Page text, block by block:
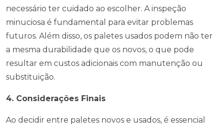
necessário ter cuidado ao escolher. A inspeção
minuciosa é fundamental para evitar problemas
futuros. Além disso, os paletes usados podem não ter
a mesma durabilidade que os novos, o que pode
resultar em custos adicionais com manutenção ou
substituição.
4. Considerações Finais
Ao decidir entre paletes novos e usados, é essencial